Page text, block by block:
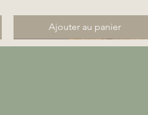
Ajouter au panier
Nouveauté
Nouveauté